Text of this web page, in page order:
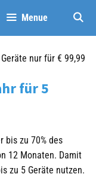
Menue
nur für € 99,99
für 5
bis zu 70% des
12 Monaten. Damit
zu 5 Geräte nutzen.